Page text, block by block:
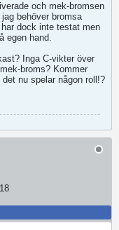
och mek-bromsen
behöver bromsa
dock inte testat men
egen hand.
Inga C-vikter över
broms? Kommer
nu spelar någon roll!?
18